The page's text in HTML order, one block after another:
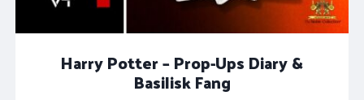
Harry Potter – Prop-Ups Diary &
Basilisk Fang